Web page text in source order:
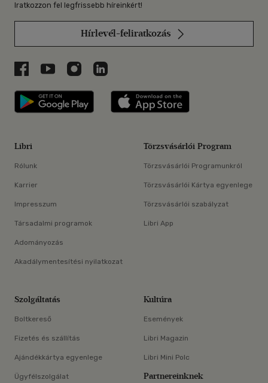
Iratkozzon fel legfrissebb híreinkért!
Hírlevél-feliratkozás
Libri a Facebookon
Libri a Youtube-on
Libri az Instagramon
Libri a LinkedInen
Libri applikáció Szerezd meg: Google
Libri
Rólunk
Karrier
Impresszum
Társadalmi programok
Adományozás
Akadálymentesítési nyilatkozat
Törzsvásárlói Program
Törzsvásárlói Programunkról
Törzsvásárlói Kártya egyenlege
Törzsvásárlói szabályzat
Libri App
Szolgáltatás
Boltkereső
Fizetés és szállítás
Ajándékkártya egyenlege
Ügyfélszolgálat
Kultúra
Események
Libri Magazin
Libri Mini Polc
Partnereinknek